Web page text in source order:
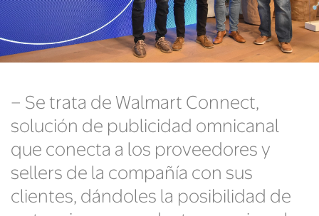
– Se trata de Walmart Connect,
solución de publicidad omnicanal
que conecta a los proveedores y
sellers de la compañía con sus
clientes, dándoles la posibilidad de